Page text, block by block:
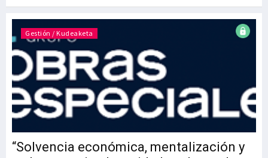
“Solvencia económica, mentalización y
Gestión / Kudeaketa